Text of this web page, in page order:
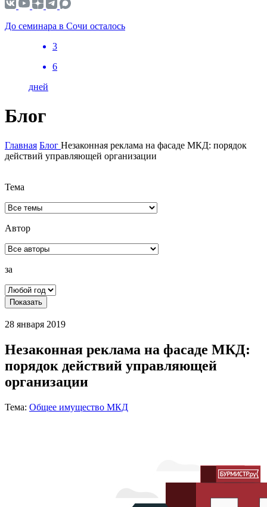
До семинара в Сочи осталось
3
6
дней
Блог
Главная Блог Незаконная реклама на фасаде МКД: порядок
действий управляющей организации
Тема
Автор
за
Показать
28 января 2019
Незаконная реклама на фасаде МКД:
порядок действий управляющей
организации
Тема: Общее имущество МКД